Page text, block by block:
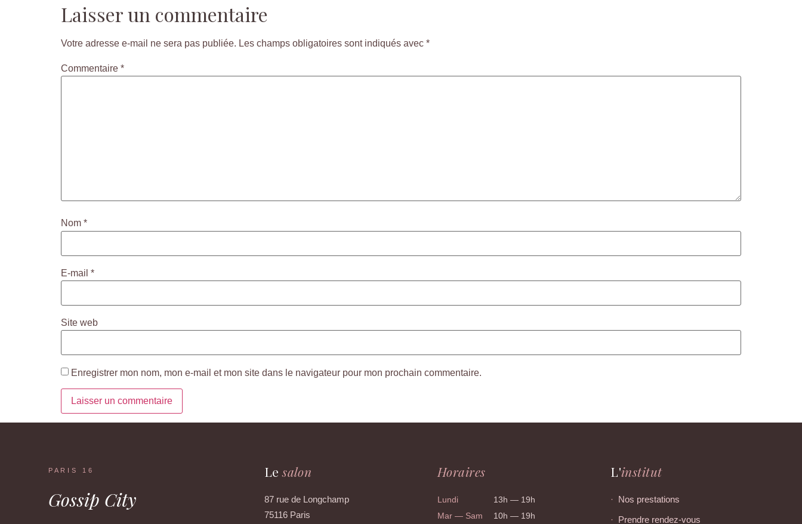
Laisser un commentaire
Votre adresse e-mail ne sera pas publiée. Les champs obligatoires sont indiqués avec *
Commentaire *
Nom *
E-mail *
Site web
Enregistrer mon nom, mon e-mail et mon site dans le navigateur pour mon prochain commentaire.
PARIS 16
Gossip City
Lesalon
87 rue de Longchamp
75116 Paris
Horaires
Lundi
13h — 19h
Mar — Sam
10h — 19h
L'institut
Nos prestations
Prendre rendez-vous